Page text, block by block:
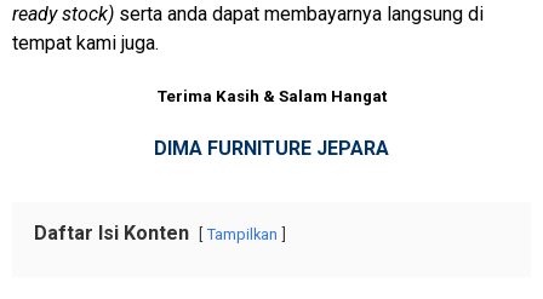
ready stock) serta anda dapat membayarnya langsung di
tempat kami juga.
Terima Kasih & Salam Hangat
DIMA FURNITURE JEPARA
Daftar Isi Konten Tampilkan